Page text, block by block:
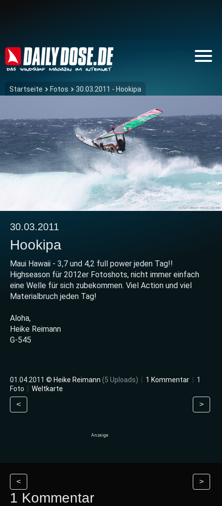
Startseite Fotos 30.03.2011 - Hookipa
30.03.2011
Hookipa
Maui Hawaii - 3,7 und 4,2 full power jeden Tag!!
Highseason für 2012er Fotoshots, nicht immer einfach
eine Welle für sich zubekommen. Viel Action und viel
Materialbruch jeden Tag!
Aloha,
Heike Reimann
G-545
01.04.2011 © Heike Reimann (5 Uploads) 1 Kommentar
1
Foto
Weltkarte
< >
< >
1 Kommentar